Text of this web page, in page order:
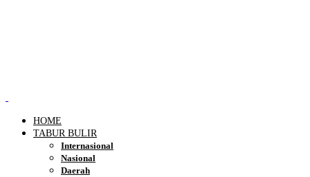
HOME
TABUR BULIR
Internasional
Nasional
Daerah